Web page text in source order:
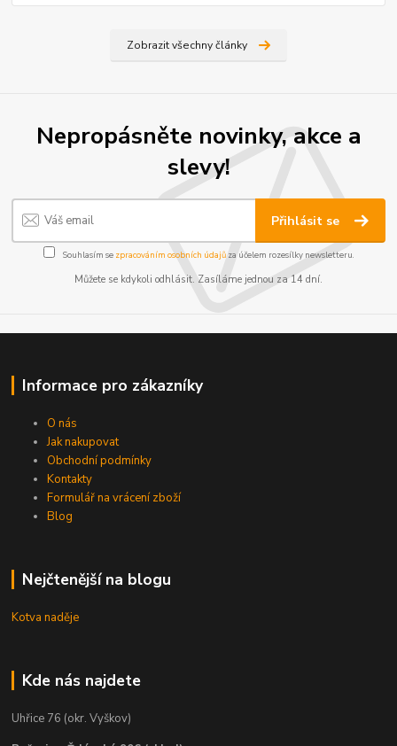
Zobrazit všechny články
Nepropásněte novinky, akce a
slevy!
Přihlásit se
Souhlasím se zpracováním osobních údajůza účelem rozesílky newsletteru.
Můžete se kdykoli odhlásit. Zasíláme jednou za 14 dní.
Informace pro zákazníky
O nás
Jak nakupovat
Obchodní podmínky
Kontakty
Formulář na vrácení zboží
Blog
Nejčtenější na blogu
Kotva naděje
Kde nás najdete
Uhřice 76 (okr. Vyškov)